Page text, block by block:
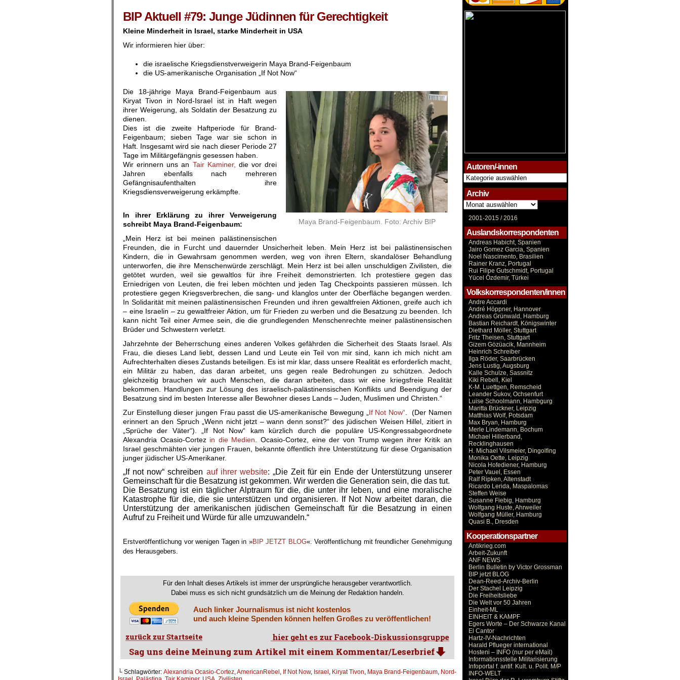
BIP Aktuell #79: Junge Jüdinnen für Gerechtigkeit
Kleine Minderheit in Israel, starke Minderheit in USA
Wir informieren hier über:
die israelische Kriegsdienstverweigerin Maya Brand-Feigenbaum
die US-amerikanische Organisation „If Not Now“
Maya Brand-Feigenbaum. Foto: Archiv BIP
Die 18-jährige Maya Brand-Feigenbaum aus
Kiryat Tivon in Nord-Israel ist in Haft wegen
ihrer Weigerung, als Soldatin der Besatzung zu
dienen.
Dies ist die zweite Haftperiode für Brand-
Feigenbaum; sieben Tage war sie schon in
Haft. Insgesamt wird sie nach dieser Periode 27
Tage im Militärgefängnis gesessen haben.
Wir erinnern uns an Tair Kaminer, die vor drei
Jahren ebenfalls nach mehreren
Gefängnisaufenthalten ihre
Kriegsdiensverweigerung erkämpfte.
In ihrer Erklärung zu ihrer Verweigerung
schreibt Maya Brand-Feigenbaum:
„Mein Herz ist bei meinen palästinensischen
Freunden, die in Furcht und dauernder Unsicherheit leben. Mein Herz ist bei palästinensischen
Kindern, die in Gewahrsam genommen werden, weg von ihren Eltern, skandalöser Behandlung
unterworfen, die ihre Menschenwürde zerschlägt. Mein Herz ist bei allen unschuldigen Zivilisten, die
getötet wurden, weil sie gewaltlos für ihre Freiheit demonstrierten. Ich protestiere gegen das
Erniedrigen von Leuten, die frei leben möchten und jeden Tag Checkpoints passieren müssen. Ich
protestiere gegen Kriegsverbrechen, die sang- und klanglos unter der Oberfläche begangen werden.
In Solidarität mit meinen palästinensischen Freunden und ihren gewaltfreien Aktionen, greife auch ich
– eine Israelin – zu gewaltfreier Aktion, um für Frieden zu werben und die Besatzung zu beenden. Ich
kann nicht Teil einer Armee sein, die die grundlegenden Menschenrechte meiner palästinensischen
Brüder und Schwestern verletzt.
Jahrzehnte der Beherrschung eines anderen Volkes gefährden die Sicherheit des Staats Israel. Als
Frau, die dieses Land liebt, dessen Land und Leute ein Teil von mir sind, kann ich mich nicht am
Aufrechterhalten dieses Zustands beteiligen. Es ist mir klar, dass unsere Realität es erforderlich macht,
ein Militär zu haben, das daran arbeitet, uns gegen reale Bedrohungen zu schützen. Jedoch
gleichzeitig brauchen wir auch Menschen, die daran arbeiten, dass wir eine kriegsfreie Realität
bekommen. Handlungen zur Lösung des israelisch-palästinensischen Konflikts und Beendigung der
Besatzung sind im besten Interesse aller Bewohner dieses Lands – Juden, Muslimen und Christen.“
Zur Einstellung dieser jungen Frau passt die US-amerikanische Bewegung „ If Not Now“ . (Der Namen
erinnert an den Spruch „Wenn nicht jetzt – wann denn sonst?“ des jüdischen Weisen Hillel, zitiert in
„Sprüche der Väter“). „If Not Now“ kam kürzlich durch die populäre US-Kongressabgeordnete
Alexandria Ocasio-Cortez in die Medien . Ocasio-Cortez, eine der von Trump wegen ihrer Kritik an
Israel geschmähten vier jungen Frauen, bekannte öffentlich ihre Unterstützung für diese Organisation
junger jüdischer US-Amerikaner.
„If not now“ schreiben auf ihrer website: „Die Zeit für ein Ende der Unterstützung unserer
Gemeinschaft für die Besatzung ist gekommen. Wir werden die Generation sein, die das tut.
Die Besatzung ist ein täglicher Alptraum für die, die unter ihr leben, und eine moralische
Katastrophe für die, die sie unterstützen und organisieren. If Not Now arbeitet daran, die
Unterstützung der amerikanischen jüdischen Gemeinschaft für die Besatzung in einen
Aufruf zu Freiheit und Würde für alle umzuwandeln.“
Erstveröffentlichung vor wenigen Tagen in »BIP JETZT BLOG«. Veröffentlichung mit freundlicher Genehmigung
des Herausgebers.
Für den Inhalt dieses Artikels ist immer der ursprüngliche herausgeber verantwortlich.
Dabei muss es sich nicht grundsätzlich um die Meinung der Redaktion handeln.
Auch linker Journalismus ist nicht kostenlos
und auch kleine Spenden können helfen Großes zu veröffentlichen!
└ Schlagwörter: Alexandria Ocasio-Cortez,AmericanRebel , If Not Now, Israel , Kiryat Tivon, Maya Brand-Feigenbaum, Nord-
Autoren/-innen
Autoren/-
innen
Archiv
Archiv
2001-2015 /2016
Auslandskorrespondenten
Andreas Habicht, Spanien
Jairo Gomez Garcia, Spanien
Noel Nascimento, Brasilien
Rainer Kranz, Portugal
Rui Filipe Gutschmidt, Portugal
Yücel Özdemir, Türkei
Volkskorrespondenten/innen
Andre Accardi
André Höppner, Hannover
Andreas Grünwald, Hamburg
Bastian Reichardt, Königswinter
Diethard Möller, Stuttgart
Fritz Theisen, Stuttgart
Gizem Gözüacik, Mannheim
Heinrich Schreiber
Ilga Röder, Saarbrücken
Jens Lustig, Augsburg
Kalle Schulze, Sassnitz
Kiki Rebell, Kiel
K-M. Luettgen, Remscheid
Leander Sukov, Ochsenfurt
Luise Schoolmann, Hambgurg
Maritta Brückner, Leipzig
Matthias Wolf, Potsdam
Max Bryan, Hamburg
Merle Lindemann, Bochum
Michael Hillerband,
Recklinghausen
H. Michael Vilsmeier, Dingolfing
Monika Oette, Leipzig
Nicola Hofediener, Hamburg
Peter Vauel, Essen
Ralf Ripken, Altenstadt
Ricardo Lerida, Maspalomas
Steffen Weise
Susanne Fiebig, Hamburg
Wolfgang Huste, Ahrweiler
Wolfgang Müller, Hamburg
Quasi B., Dresden
Kooperationspartner
Antikrieg.com
Arbeit-Zukunft
ANF NEWS
Berlin Bulletin by Victor Grossman
BIP jetzt BLOG
Dean-Reed-Archiv-Berlin
Der Stachel Leipzig
Die Freiheitsliebe
Die Welt vor 50 Jahren
Einheit-ML
EINHEIT & KAMPF
Egers Worte – Der Schwarze Kanal
El Cantor
Hartz-IV-Nachrichten
Harald Pflueger international
Hosteni – INFO (nur per eMail)
Informationsstelle Militarisierung
Infoportal f. antif. Kult. u. Polit. M/P
INFO-WELT